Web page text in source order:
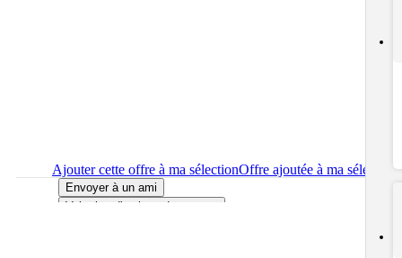
Ajouter cette offre à ma sélectionOffre ajoutée à ma sélection
Envoyer à un ami
Voir plus d'options de partage
le lieu de travail de l'offre Valet / Femme de chambre